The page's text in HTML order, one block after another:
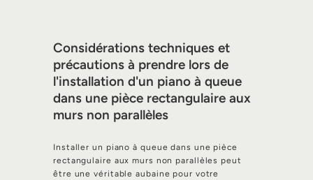
Considérations techniques et
précautions à prendre lors de
l'installation d'un piano à queue
dans une pièce rectangulaire aux
murs non parallèles
Installer un piano à queue dans une pièce
rectangulaire aux murs non parallèles peut
être une véritable aubaine pour votre